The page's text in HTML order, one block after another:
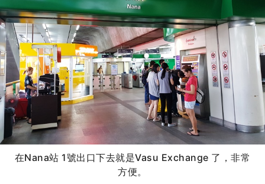
在Nana站 1號出口下去就是Vasu Exchange 了，非常
方便。